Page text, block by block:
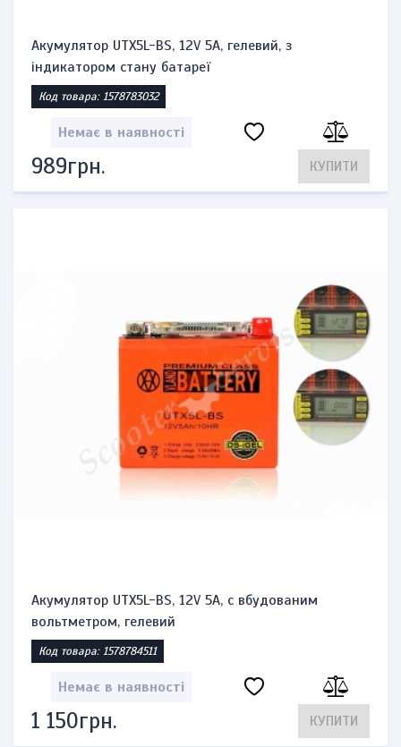
Акумулятор UTX5L-BS, 12V 5A, гелевий, з
індикатором стану батареї
Код товара: 1578783032
Немає в наявності
989грн. КУПИТИ
Акумулятор UTX5L-BS, 12V 5A, c вбудованим
вольтметром, гелевий
Код товара: 1578784511
Немає в наявності
1 150грн. КУПИТИ